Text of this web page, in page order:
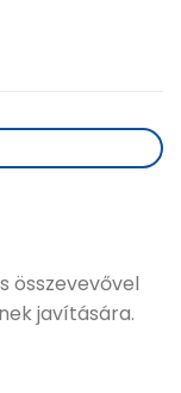
összevevővel
javítására.